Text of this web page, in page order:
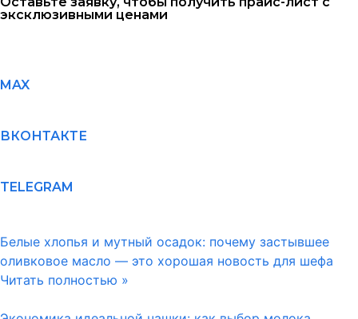
эксклюзивными ценами
MAX
ВКОНТАКТЕ
TELEGRAM
Белые хлопья и мутный осадок: почему застывшее
оливковое масло — это хорошая новость для шефа
Читать полностью »